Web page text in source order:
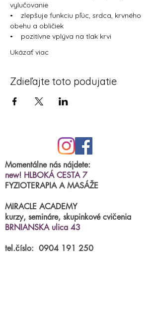
vylučovanie
•    zlepšuje funkciu pľúc, srdca, krvného
obehu a obličiek
•    pozitívne vplýva na tlak krvi
Ukázať viac
Zdieľajte toto podujatie
Momentálne nás nájdete:
new! HLBOKÁ CESTA 7
FYZIOTERAPIA A MASÁŽE
MIRACLE ACADEMY
kurzy, semináre, skupinkové cvičenia
BRNIANSKA ulica 43
tel.číslo: 0904 191 250